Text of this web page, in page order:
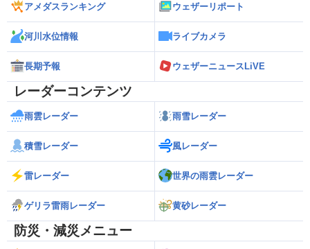
アメダスランキング ウェザーリポート
河川水位情報 ライブカメラ
長期予報 ウェザーニュースLiVE
レーダーコンテンツ
雨雲レーダー 雨雪レーダー
積雪レーダー 風レーダー
雷レーダー 世界の雨雲レーダー
ゲリラ雷雨レーダー 黄砂レーダー
防災・減災メニュー